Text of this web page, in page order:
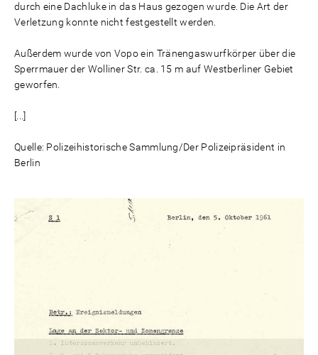
durch eine Dachluke in das Haus gezogen wurde. Die Art der
Verletzung konnte nicht festgestellt werden.
Außerdem wurde von Vopo ein Tränengaswurfkörper über die
Sperrmauer der Wolliner Str. ca. 15 m auf Westberliner Gebiet
geworfen.
[...]
Quelle: Polizeihistorische Sammlung/Der Polizeipräsident in
Berlin